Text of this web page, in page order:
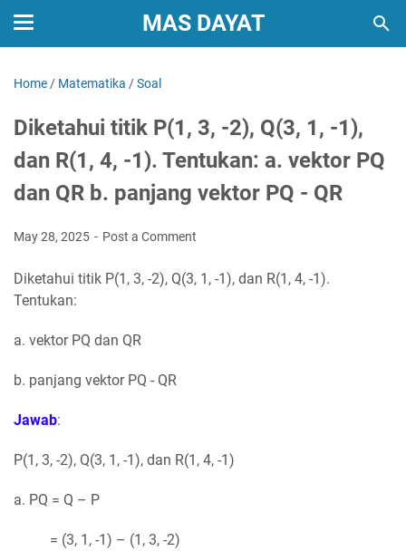
MAS DAYAT
Home / Matematika /Soal
Diketahui titik P(1, 3, -2), Q(3, 1, -1),
dan R(1, 4, -1). Tentukan: a. vektor PQ
dan QR b. panjang vektor PQ - QR
May 28, 2025 Post a Comment
Diketahui titik P(1, 3, -2), Q(3, 1, -1), dan R(1, 4, -1).
Tentukan:
a. vektor PQ dan QR
b. panjang vektor PQ - QR
Jawab:
P(1, 3, -2), Q(3, 1, -1), dan R(1, 4, -1)
a. PQ = Q – P
= (3, 1, -1) – (1, 3, -2)